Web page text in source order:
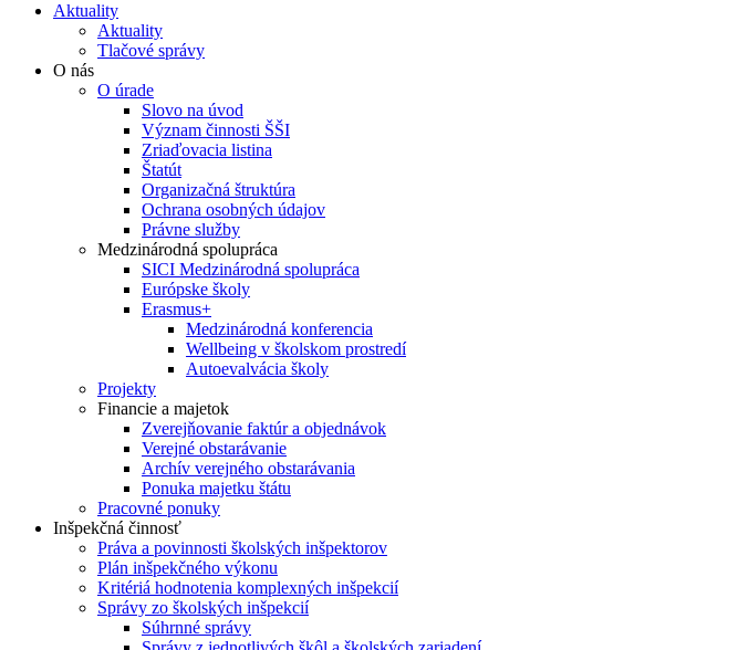
Aktuality
Aktuality
Tlačové správy
O nás
O úrade
Slovo na úvod
Význam činnosti ŠŠI
Zriaďovacia listina
Štatút
Organizačná štruktúra
Ochrana osobných údajov
Právne služby
Medzinárodná spolupráca
SICI Medzinárodná spolupráca
Európske školy
Erasmus+
Medzinárodná konferencia
Wellbeing v školskom prostredí
Autoevalvácia školy
Projekty
Financie a majetok
Zverejňovanie faktúr a objednávok
Verejné obstarávanie
Archív verejného obstarávania
Ponuka majetku štátu
Pracovné ponuky
Inšpekčná činnosť
Práva a povinnosti školských inšpektorov
Plán inšpekčného výkonu
Kritériá hodnotenia komplexných inšpekcií
Správy zo školských inšpekcií
Súhrnné správy